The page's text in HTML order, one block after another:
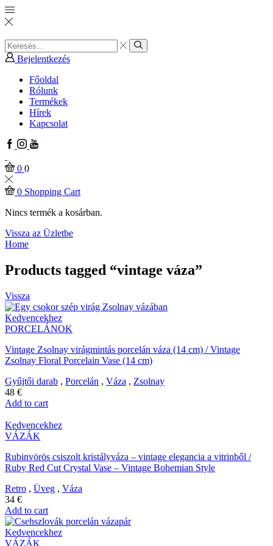
Search
input
Search
Bejelentkezés
Főoldal
Rólunk
Termékek
Hírek
Kapcsolat
Facebook
Instagram
Youtube
0 0
0 Shopping Cart
Nincs termék a kosárban.
Vissza az Üzletbe
Home
Products tagged “vintage váza”
Vissza
Kedvencekhez
PORCELÁNOK
Vintage Zsolnay virágmintás porcelán váza (14 cm) / Vintage
Zsolnay Floral Porcelain Vase (14 cm)
Gyűjtői darab , Porcelán , Váza , Zsolnay
48 €
Add to cart
Kedvencekhez
VÁZÁK
Rubinvörös csiszolt kristályváza – vintage elegancia a vitrinből /
Ruby Red Cut Crystal Vase – Vintage Bohemian Style
Retro , Üveg , Váza
34 €
Add to cart
Kedvencekhez
VÁZÁK